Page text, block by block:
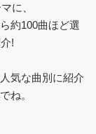
に、
約100曲ほど選
!
気な曲別に紹介
ね。